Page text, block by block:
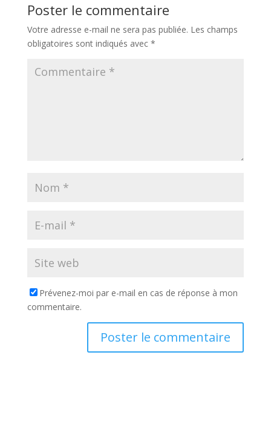
Poster le commentaire
Votre adresse e-mail ne sera pas publiée. Les champs
obligatoires sont indiqués avec *
Prévenez-moi par e-mail en cas de réponse à mon
commentaire.